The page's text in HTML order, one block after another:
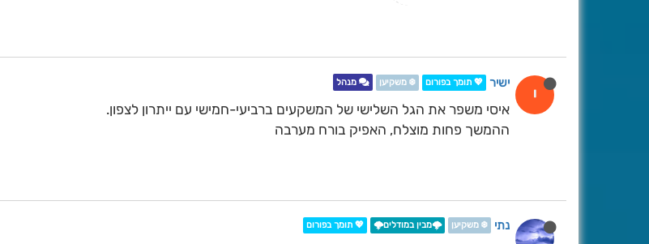
י ישיר 💖 תומך בפורום ❄️ משקיען מנהל
איסי משפר את הגל השלישי של המשקעים ברביעי-חמישי עם ייתרון לצפון.
ההמשך פחות מוצלח, האפיק בורח מערבה
נתי ❄️ משקיען 🌩️מבין במודלים🌩️ 💖 תומך בפורום